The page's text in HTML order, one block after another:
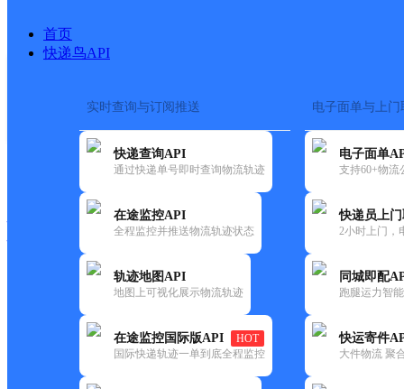
首页
快递鸟API
实时查询与订阅推送
快递查询API
通过快递单号即时查询物流轨迹
在途监控API
全程监控并推送物流轨迹状态
轨迹地图API
地图上可视化展示物流轨迹
在途监控国际版API
HOT
国际快递轨迹一单到底全程监控
电子面单与上门
电子面单
支持60+物流
快递员上
2小时上门，
同城即配
跑腿运力智
快运寄件
大件物流 聚
快运大全 快递时效
韵达
安徽凤台县公司杨村寄存点分部
更新时间：2022-07-14 00:00:00